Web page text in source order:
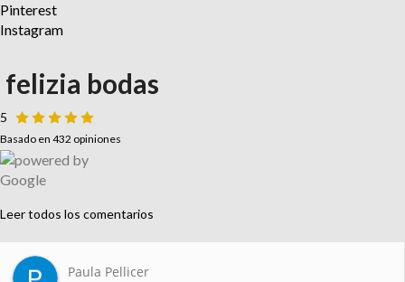
Pinterest
Instagram
felizia bodas
5
Basado en 432 opiniones
Leer todos los comentarios
Paula Pellicer